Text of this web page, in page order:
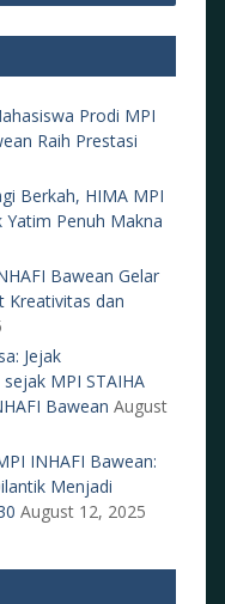
Prodi MPI
Raih Prestasi
Berkah, HIMA MPI
Yatim Penuh Makna
Bawean Gelar
Kreativitas dan
Jejak
MPI STAIHA
Bawean August
INHAFI Bawean:
Menjadi
August 12, 2025